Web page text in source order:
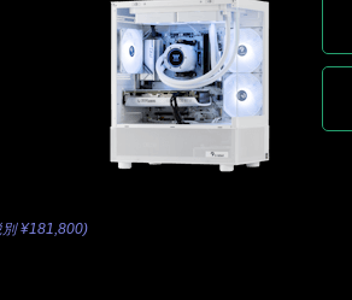
別 ¥181,800)